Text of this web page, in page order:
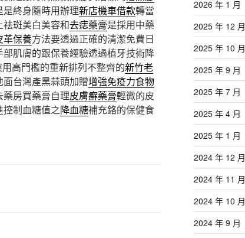
終身隨時用辦理新店機車借款轉當
斑美白美容和去痣藥膏是採用中藥
革保養方法要透過正確的清潔免費日
部肌膚的跟保養經驗透過植牙技術降
高門檻的重新排列不整齊的新竹老
台灣產黑蒜頭加贈增強免疫力食物
房買藥膏自理皮膚癬藥膏輕微的皮
控制血糖值之降血糖補充鉻的保健食
2026 年 1 月
2025 年 12 月
2025 年 10 月
2025 年 9 月
2025 年 7 月
2025 年 4 月
2025 年 1 月
2024 年 12 月
2024 年 11 月
2024 年 10 月
2024 年 9 月